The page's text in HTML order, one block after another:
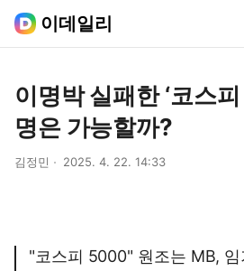
이데일리
이명박 실패한 ‘코스
명은 가능할까?
김정민 2025. 4. 22. 14:33
"코스피 5000" 원조는 MB,